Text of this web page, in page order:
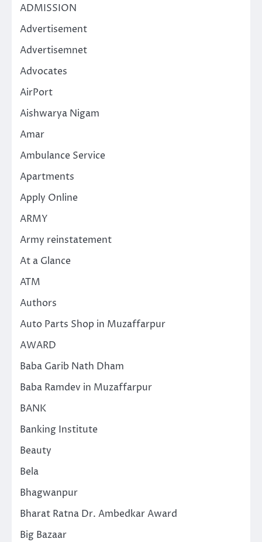
ADMISSION
Advertisement
Advertisemnet
Advocates
AirPort
Aishwarya Nigam
Amar
Ambulance Service
Apartments
Apply Online
ARMY
Army reinstatement
At a Glance
ATM
Authors
Auto Parts Shop in Muzaffarpur
AWARD
Baba Garib Nath Dham
Baba Ramdev in Muzaffarpur
BANK
Banking Institute
Beauty
Bela
Bhagwanpur
Bharat Ratna Dr. Ambedkar Award
Big Bazaar